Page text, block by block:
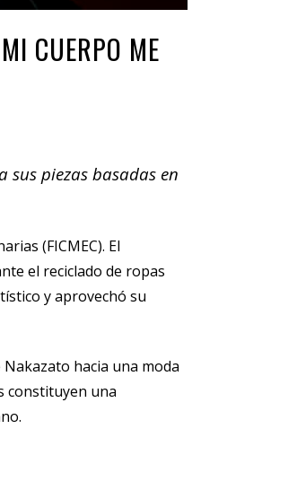
CUERPO ME
piezas basadas en
(FICMEC). El
el reciclado de ropas
y aprovechó su
Nakazato hacia una moda
constituyen una